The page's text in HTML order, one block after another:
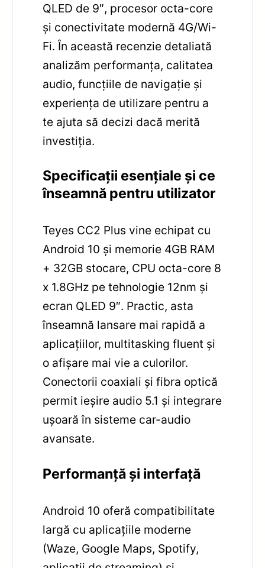
QLED de 9″, procesor octa-core
și conectivitate modernă 4G/Wi-
Fi. În această recenzie detaliată
analizăm performanța, calitatea
audio, funcțiile de navigație și
experiența de utilizare pentru a
te ajuta să decizi dacă merită
investiția.
Specificații esențiale și ce
înseamnă pentru utilizator
Teyes CC2 Plus vine echipat cu
Android 10 și memorie 4GB RAM
+ 32GB stocare, CPU octa-core 8
x 1.8GHz pe tehnologie 12nm și
ecran QLED 9″. Practic, asta
înseamnă lansare mai rapidă a
aplicațiilor, multitasking fluent și
o afișare mai vie a culorilor.
Conectorii coaxiali și fibra optică
permit ieșire audio 5.1 și integrare
ușoară în sisteme car-audio
avansate.
Performanță și interfață
Android 10 oferă compatibilitate
largă cu aplicațiile moderne
(Waze, Google Maps, Spotify,